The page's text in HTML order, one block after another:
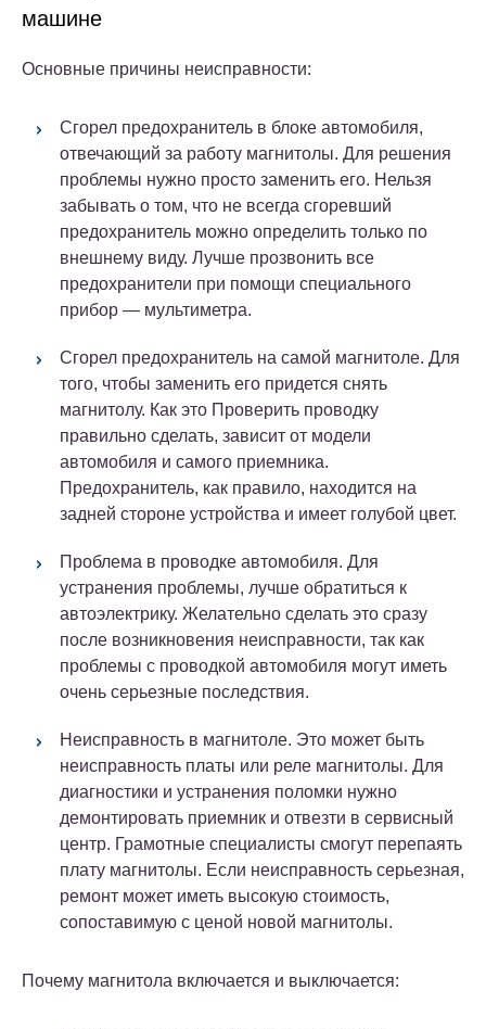
машине
Основные причины неисправности:
Сгорел предохранитель в блоке автомобиля,
отвечающий за работу магнитолы. Для решения
проблемы нужно просто заменить его. Нельзя
забывать о том, что не всегда сгоревший
предохранитель можно определить только по
внешнему виду. Лучше прозвонить все
предохранители при помощи специального
прибор — мультиметра.
Сгорел предохранитель на самой магнитоле. Для
того, чтобы заменить его придется снять
магнитолу. Как это Проверить проводку
правильно сделать, зависит от модели
автомобиля и самого приемника.
Предохранитель, как правило, находится на
задней стороне устройства и имеет голубой цвет.
Проблема в проводке автомобиля. Для
устранения проблемы, лучше обратиться к
автоэлектрику. Желательно сделать это сразу
после возникновения неисправности, так как
проблемы с проводкой автомобиля могут иметь
очень серьезные последствия.
Неисправность в магнитоле. Это может быть
неисправность платы или реле магнитолы. Для
диагностики и устранения поломки нужно
демонтировать приемник и отвезти в сервисный
центр. Грамотные специалисты смогут перепаять
плату магнитолы. Если неисправность серьезная,
ремонт может иметь высокую стоимость,
сопоставимую с ценой новой магнитолы.
Почему магнитола включается и выключается: